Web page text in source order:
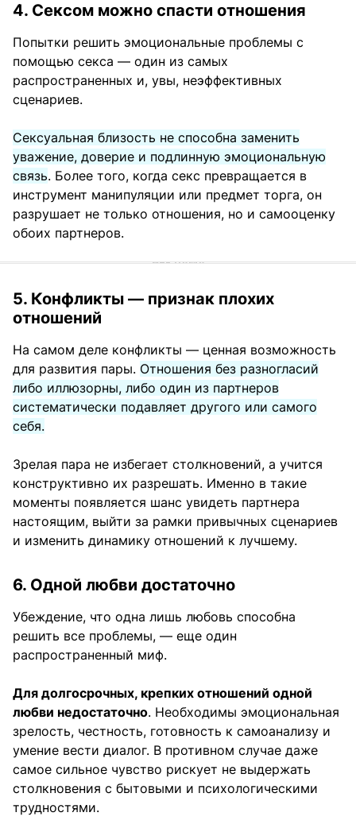
4. Сексом можно спасти отношения
Попытки решить эмоциональные проблемы с
помощью секса — один из самых
распространенных и, увы, неэффективных
сценариев.
Сексуальная близость не способна заменить
уважение, доверие и подлинную эмоциональную
связь. Более того, когда секс превращается в
инструмент манипуляции или предмет торга, он
разрушает не только отношения, но и самооценку
обоих партнеров.
5. Конфликты — признак плохих
отношений
На самом деле конфликты — ценная возможность
для развития пары. Отношения без разногласий
либо иллюзорны, либо один из партнеров
систематически подавляет другого или самого
себя.
Зрелая пара не избегает столкновений, а учится
конструктивно их разрешать. Именно в такие
моменты появляется шанс увидеть партнера
настоящим, выйти за рамки привычных сценариев
и изменить динамику отношений к лучшему.
6. Одной любви достаточно
Убеждение, что одна лишь любовь способна
решить все проблемы, — еще один
распространенный миф.
Для долгосрочных, крепких отношений одной
любви недостаточно. Необходимы эмоциональная
зрелость, честность, готовность к самоанализу и
умение вести диалог. В противном случае даже
самое сильное чувство рискует не выдержать
столкновения с бытовыми и психологическими
трудностями.